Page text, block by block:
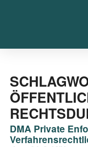
DMA Private